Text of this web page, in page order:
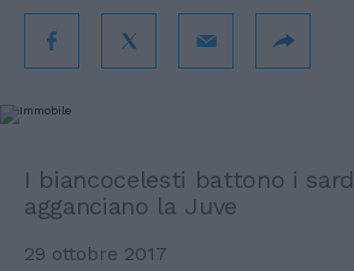
I biancocelesti battono i
agganciano la Juve
29 ottobre 2017